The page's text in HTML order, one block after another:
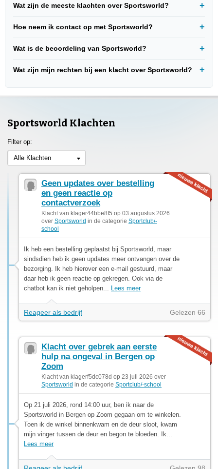
Wat zijn de meeste klachten over Sportsworld?
Hoe neem ik contact op met Sportsworld?
Wat is de beoordeling van Sportsworld?
Wat zijn mijn rechten bij een klacht over Sportsworld?
Sportsworld Klachten
Filter op:
Alle Klachten
Geen updates over bestelling
en geen reactie op
contactverzoek
Klacht van klager44bbe8f5 op 03 augustus 2026
over Sportsworld in de categorie Sportclub/-
school
Ik heb een bestelling geplaatst bij Sportsworld, maar
sindsdien heb ik geen updates meer ontvangen over de
bezorging. Ik heb hierover een e-mail gestuurd, maar
daar heb ik geen reactie op gekregen. Ook via de
chatbot kan ik niet geholpen... Lees meer
Reageer als bedrijf Gelezen 66
Klacht over gebrek aan eerste
hulp na ongeval in Bergen op
Zoom
Klacht van klagerf5dc078d op 23 juli 2026 over
Sportsworld in de categorie Sportclub/-school
Op 21 juli 2026, rond 14:00 uur, ben ik naar de
Sportsworld in Bergen op Zoom gegaan om te winkelen.
Toen ik de winkel binnenkwam en de deur sloot, kwam
mijn vinger tussen de deur en begon te bloeden. Ik...
Lees meer